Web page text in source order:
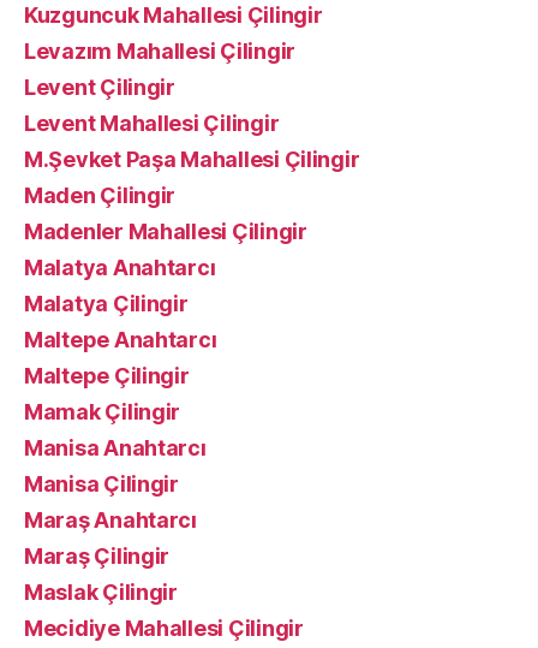
Kuzguncuk Mahallesi Çilingir
Levazım Mahallesi Çilingir
Levent Çilingir
Levent Mahallesi Çilingir
M.Şevket Paşa Mahallesi Çilingir
Maden Çilingir
Madenler Mahallesi Çilingir
Malatya Anahtarcı
Malatya Çilingir
Maltepe Anahtarcı
Maltepe Çilingir
Mamak Çilingir
Manisa Anahtarcı
Manisa Çilingir
Maraş Anahtarcı
Maraş Çilingir
Maslak Çilingir
Mecidiye Mahallesi Çilingir